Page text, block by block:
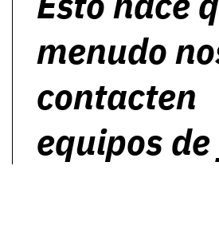
menudo
contacten
equipos